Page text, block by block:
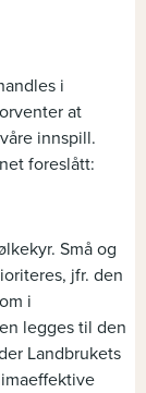
i
at
innspill.
foreslått:
Små og
jfr. den
i
legges til den
Landbrukets